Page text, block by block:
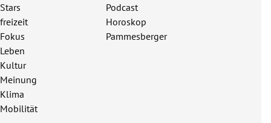
Stars
freizeit
Fokus
Leben
Kultur
Meinung
Klima
Mobilität
Podcast
Horoskop
Pammesberger